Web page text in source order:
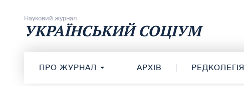
Науковий журнал
УКРАЇНСЬКИЙ СОЦІУМ
ПРО ЖУРНАЛ АРХІВ РЕДКОЛЕГІЯ